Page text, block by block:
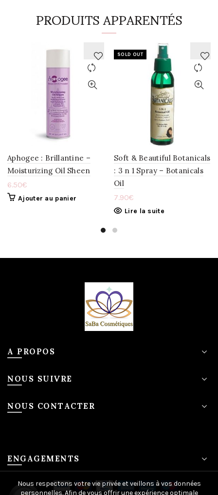
PRODUITS APPARENTÉS
Aphogee : Brillantine –
Moisturizing Oil Sheen
6.50€
Ajouter au panier
SOLD OUT
Soft & Beautiful Botanicals
: 3 n 1 Spray – Botanicals
Oil
7.90€
Lire la suite
A PROPOS
NOUS SUIVRE
NOUS CONTACTER
ENGAGEMENTS
Nous respectons votre vie privée et veillons à vos données
personnelles. Afin de vous offrir une expérience optimale